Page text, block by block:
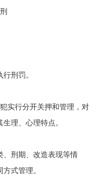
刑罚。
实行分开关押和管理，对
理、心理特点。
、刑期、改造表现等情
式管理。